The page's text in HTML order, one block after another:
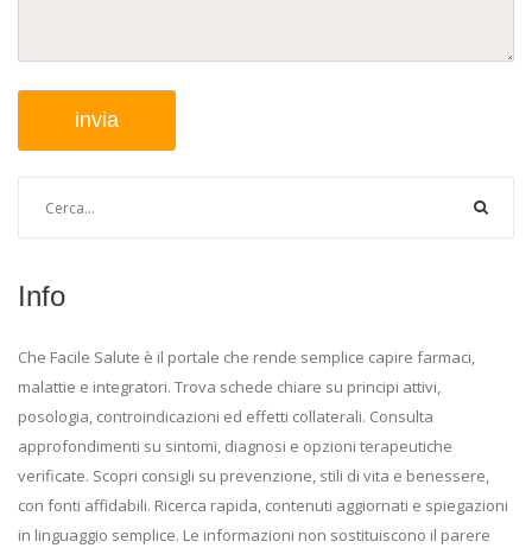
invia
Info
Che Facile Salute è il portale che rende semplice capire farmaci,
malattie e integratori. Trova schede chiare su principi attivi,
posologia, controindicazioni ed effetti collaterali. Consulta
approfondimenti su sintomi, diagnosi e opzioni terapeutiche
verificate. Scopri consigli su prevenzione, stili di vita e benessere,
con fonti affidabili. Ricerca rapida, contenuti aggiornati e spiegazioni
in linguaggio semplice. Le informazioni non sostituiscono il parere